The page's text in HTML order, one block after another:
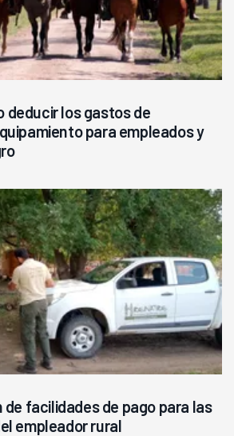
deducir los gastos de
para empleados y
de facilidades de pago para las
empleador rural